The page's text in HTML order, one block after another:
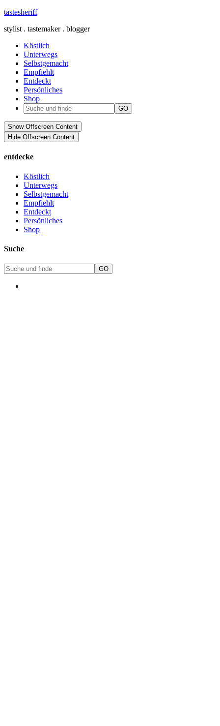
tastesheriff
stylist . tastemaker . blogger
Köstlich
Unterwegs
Selbstgemacht
Empfiehlt
Entdeckt
Persönliches
Shop
Show Offscreen Content
Hide Offscreen Content
entdecke
Köstlich
Unterwegs
Selbstgemacht
Empfiehlt
Entdeckt
Persönliches
Shop
Suche